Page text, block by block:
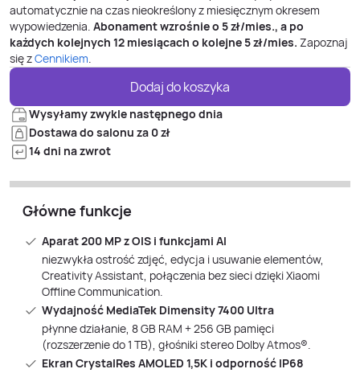
automatycznie na czas nieokreślony z miesięcznym okresem
wypowiedzenia. Abonament wzrośnie o 5zł/mies., a po
każdych kolejnych 12 miesiącach o kolejne5zł/mies. Zapoznaj
się zCennikiem.
Dodaj do koszyka
Wysyłamy zwykle następnego dnia
Dostawa do salonu za 0 zł
14 dni na zwrot
Główne funkcje
Aparat 200 MP z OIS i funkcjami AI
niezwykła ostrość zdjęć, edycja i usuwanie elementów,
Creativity Assistant, połączenia bez sieci dzięki Xiaomi
Offline Communication.
Wydajność MediaTek Dimensity 7400 Ultra
płynne działanie, 8 GB RAM + 256 GB pamięci
(rozszerzenie do 1 TB), głośniki stereo Dolby Atmos®.
Ekran CrystalRes AMOLED 1,5K i odporność IP68